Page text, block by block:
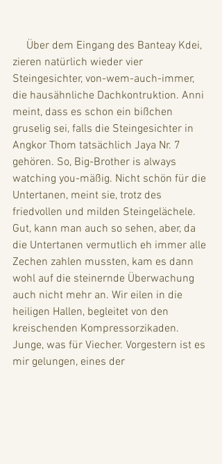
zieren natürlich wieder vier
Steingesichter, von-wem-auch-immer,
die hausähnliche Dachkontruktion. Anni
meint, dass es schon ein bißchen
gruselig sei, falls die Steingesichter in
Angkor Thom tatsächlich Jaya Nr. 7
gehören. So, Big-Brother is always
watching you-mäßig. Nicht schön für die
Untertanen, meint sie, trotz des
friedvollen und milden Steingelächele.
Gut, kann man auch so sehen, aber, da
die Untertanen vermutlich eh immer alle
Zechen zahlen mussten, kam es dann
wohl auf die steinernde Überwachung
auch nicht mehr an. Wir eilen in die
heiligen Hallen, begleitet von den
kreischenden Kompressorzikaden.
Junge, was für Viecher. Vorgestern ist es
mir gelungen, eines der